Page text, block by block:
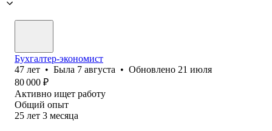
Бухгалтер-экономист
47 лет • Была 7 августа • Обновлено 21 июля
80 000 ₽
Активно ищет работу
Общий опыт
25 лет 3 месяца